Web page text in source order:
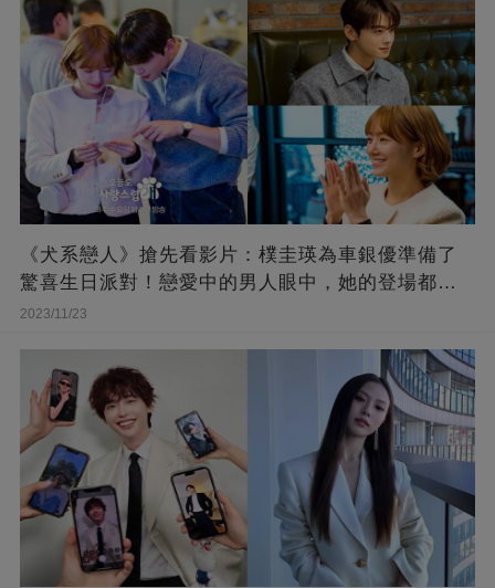
《犬系戀人》搶先看影片：樸圭瑛為車銀優準備了
驚喜生日派對！戀愛中的男人眼中，她的登場都成
了唯美的慢動作
2023/11/23